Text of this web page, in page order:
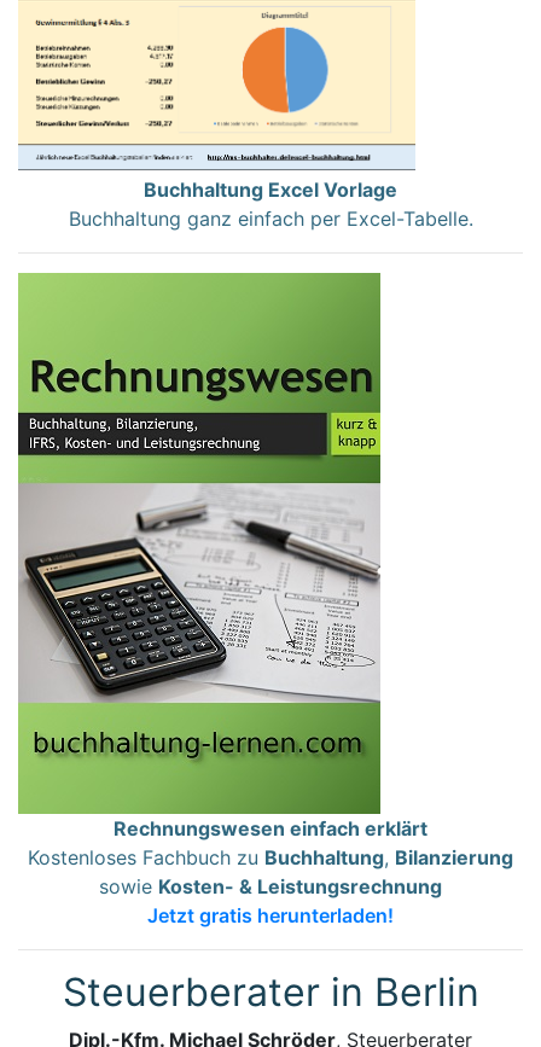
Buchhaltung Excel Vorlage
Buchhaltung ganz einfach per Excel-Tabelle.
Rechnungswesen einfach erklärt
Kostenloses Fachbuch zu Buchhaltung, Bilanzierung
sowie Kosten- & Leistungsrechnung
Jetzt gratis herunterladen!
Steuerberater in Berlin
Dipl.-Kfm. Michael Schröder, Steuerberater